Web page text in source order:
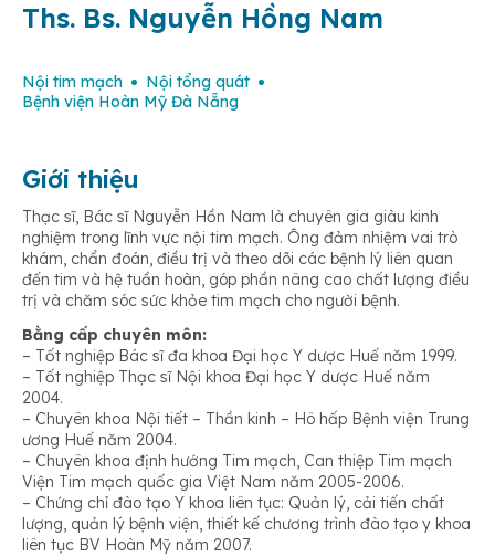
Ths. Bs. Nguyễn Hồng Nam
Nội tim mạch
Nội tổng quát
Bệnh viện Hoàn Mỹ Đà Nẵng
Giới thiệu
Thạc sĩ, Bác sĩ Nguyễn Hồn Nam là chuyên gia giàu kinh
nghiệm trong lĩnh vực nội tim mạch. Ông đảm nhiệm vai trò
khám, chẩn đoán, điều trị và theo dõi các bệnh lý liên quan
đến tim và hệ tuần hoàn, góp phần nâng cao chất lượng điều
trị và chăm sóc sức khỏe tim mạch cho người bệnh.
Bằng cấp chuyên môn:
– Tốt nghiệp Bác sĩ đa khoa Đại học Y dược Huế năm 1999.
– Tốt nghiệp Thạc sĩ Nội khoa Đại học Y dược Huế năm
2004.
– Chuyên khoa Nội tiết – Thần kinh – Hô hấp Bệnh viện Trung
ương Huế năm 2004.
– Chuyên khoa định hướng Tim mạch, Can thiệp Tim mạch
Viện Tim mạch quốc gia Việt Nam năm 2005-2006.
– Chứng chỉ đào tạo Y khoa liên tục: Quản lý, cải tiến chất
lượng, quản lý bệnh viện, thiết kế chương trình đào tạo y khoa
liên tục BV Hoàn Mỹ năm 2007.